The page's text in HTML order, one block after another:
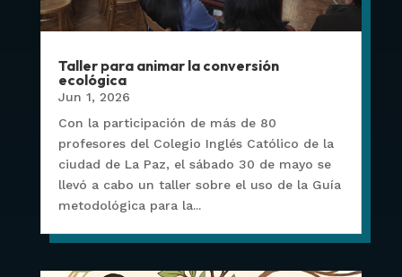
Taller para animar la conversión
ecológica
Jun 1, 2026
Con la participación de más de 80
profesores del Colegio Inglés Católico de la
ciudad de La Paz, el sábado 30 de mayo se
llevó a cabo un taller sobre el uso de la Guía
metodológica para la...